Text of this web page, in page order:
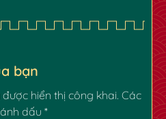
bạn
hiển thị công khai. Các
dấu *